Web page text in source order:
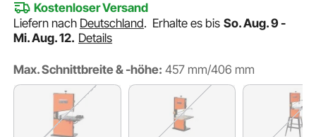
Kostenloser Versand
Liefern nach Deutschland. Erhalte es bis So. Aug. 9 -
Mi. Aug. 12. Details
Max. Schnittbreite & -höhe: 457 mm/406 mm